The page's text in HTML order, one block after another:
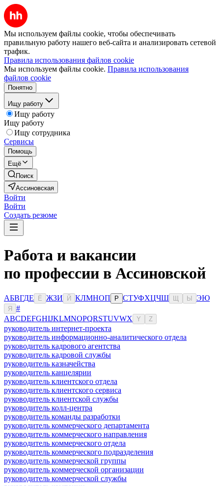
Мы используем файлы cookie, чтобы обеспечивать
правильную работу нашего веб-сайта и анализировать сетевой
трафик.
Правила использования файлов cookie
Мы используем файлы cookie. Правила использования
файлов cookie
Понятно
Ищу работу
Ищу работу
Ищу работу
Ищу сотрудника
Сервисы
Помощь
Ещё
Поиск
Ассиновская
Войти
Войти
Создать резюме
Работа и вакансии
по профессии в Ассиновской
АБВГДЕ Ё ЖЗИ Й КЛМНОП Р СТУФХЦЧШ Ы ЭЮ
Я
#
ABCDEFGHIJKLMNOPQRSTUVWX Y Z
руководитель интернет-проекта
руководитель информационно-аналитического отдела
руководитель кадрового агентства
руководитель кадровой службы
руководитель казначейства
руководитель канцелярии
руководитель клиентского отдела
руководитель клиентского сервиса
руководитель клиентской службы
руководитель колл-центра
руководитель команды разработки
руководитель коммерческого департамента
руководитель коммерческого направления
руководитель коммерческого отдела
руководитель коммерческого подразделения
руководитель коммерческой группы
руководитель коммерческой организации
руководитель коммерческой службы